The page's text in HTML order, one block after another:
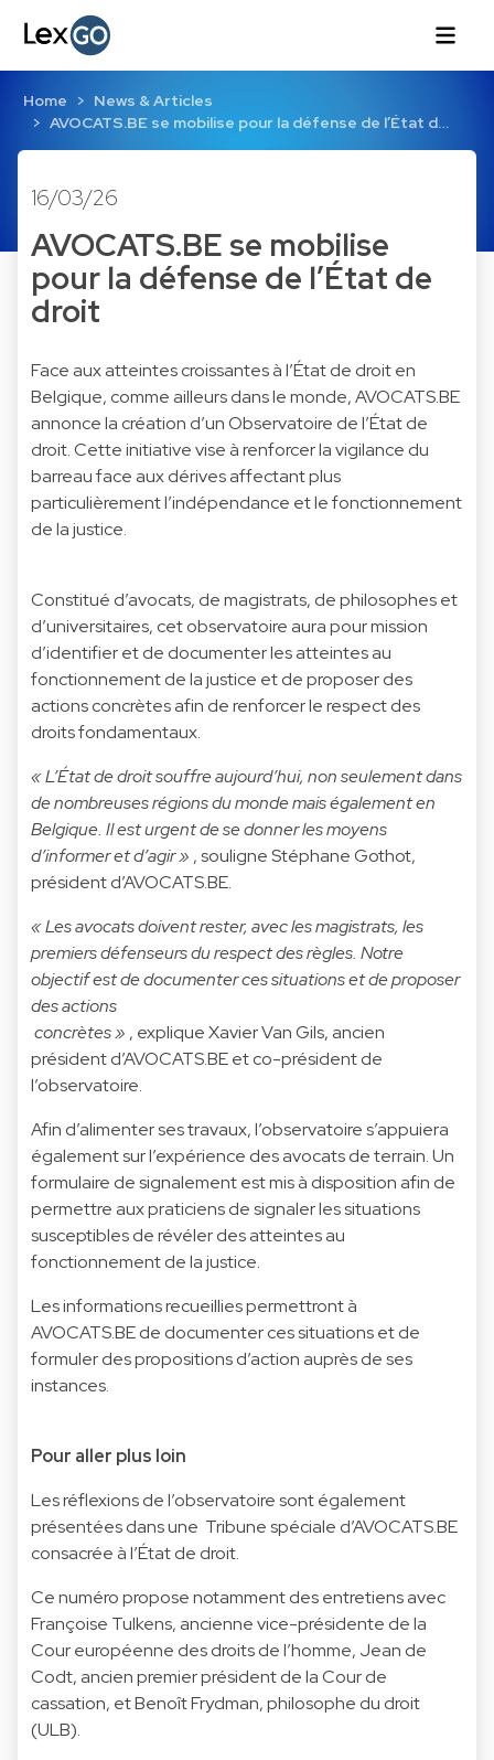
Home
News & Articles
AVOCATS.BE se mobilise pour la défense de l’État d…
16/03/26
AVOCATS.BE se mobilise
pour la défense de l’État de
droit
Face aux atteintes croissantes à l’État de droit en
Belgique, comme ailleurs dans le monde, AVOCATS.BE
annonce la création d’un Observatoire de l’État de
droit. Cette initiative vise à renforcer la vigilance du
barreau face aux dérives affectant plus
particulièrement l’indépendance et le fonctionnement
de la justice.
Constitué d’avocats, de magistrats, de philosophes et
d’universitaires, cet observatoire aura pour mission
d’identifier et de documenter les atteintes au
fonctionnement de la justice et de proposer des
actions concrètes afin de renforcer le respect des
droits fondamentaux.
« L’État de droit souffre aujourd’hui, non seulement dans
de nombreuses régions du monde mais également en
Belgique. Il est urgent de se donner les moyens
d’informer et d’agir » , souligne Stéphane Gothot,
président d’AVOCATS.BE.
« Les avocats doivent rester, avec les magistrats, les
premiers défenseurs du respect des règles. Notre
objectif est de documenter ces situations et de proposer
des actions
concrètes » , explique Xavier Van Gils, ancien
président d’AVOCATS.BE et co-président de
l’observatoire.
Afin d’alimenter ses travaux, l’observatoire s’appuiera
également sur l’expérience des avocats de terrain. Un
formulaire de signalement est mis à disposition afin de
permettre aux praticiens de signaler les situations
susceptibles de révéler des atteintes au
fonctionnement de la justice.
Les informations recueillies permettront à
AVOCATS.BE de documenter ces situations et de
formuler des propositions d’action auprès de ses
instances.
Pour aller plus loin
Les réflexions de l’observatoire sont également
présentées dans une Tribune spéciale d’AVOCATS.BE
consacrée à l’État de droit.
Ce numéro propose notamment des entretiens avec
Françoise Tulkens, ancienne vice-présidente de la
Cour européenne des droits de l’homme, Jean de
Codt, ancien premier président de la Cour de
cassation, et Benoît Frydman, philosophe du droit
(ULB).